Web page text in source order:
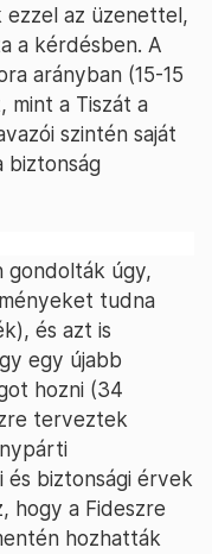
az üzenettel,
a kérdésben. A
arányban (15-15
mint a Tiszát a
szintén saját
biztonság
gondolták úgy,
tudna
és azt is
egy újabb
hozni (34
terveztek
és biztonsági érvek
hogy a Fideszre
hozhatták